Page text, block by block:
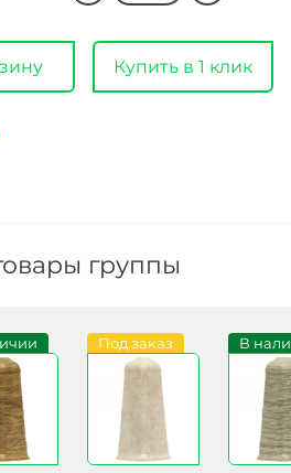
Купить в 1 клик
группы
Под заказ В